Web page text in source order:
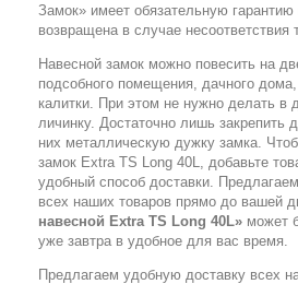
Замок» имеет обязательную
возвращена в случае несоответствия
Навесной замок можно повесить на
подсобного помещения, дачного
калитки. При этом не нужно делать в
личинку. Достаточно лишь закрепить
них металлическую дужку замка.
замок Extra TS Long 40L, добавьте
удобный способ доставки.
всех наших товаров прямо до вашей
навесной Extra TS Long 40L» может
уже завтра в удобное для вас время.
Предлагаем удобную доставку всех